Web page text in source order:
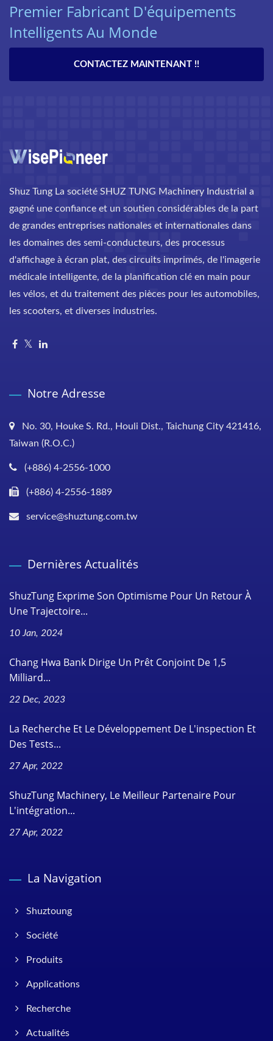
Premier Fabricant D'équipements
Intelligents Au Monde
CONTACTEZ MAINTENANT !!
Shuz Tung La société SHUZ TUNG Machinery Industrial a
gagné une confiance et un soutien considérables de la part
de grandes entreprises nationales et internationales dans
les domaines des semi-conducteurs, des processus
d'affichage à écran plat, des circuits imprimés, de l'imagerie
médicale intelligente, de la planification clé en main pour
les vélos, et du traitement des pièces pour les automobiles,
les scooters, et diverses industries.
Notre Adresse
No. 30, Houke S. Rd., Houli Dist., Taichung City 421416,
Taiwan (R.O.C.)
(+886) 4-2556-1000
(+886) 4-2556-1889
service@shuztung.com.tw
Dernières Actualités
ShuzTung Exprime Son Optimisme Pour Un Retour À
Une Trajectoire...
10 Jan, 2024
Chang Hwa Bank Dirige Un Prêt Conjoint De 1,5
Milliard...
22 Dec, 2023
La Recherche Et Le Développement De L'inspection Et
Des Tests...
27 Apr, 2022
ShuzTung Machinery, Le Meilleur Partenaire Pour
L'intégration...
27 Apr, 2022
La Navigation
Shuztoung
Société
Produits
Applications
Recherche
Actualités